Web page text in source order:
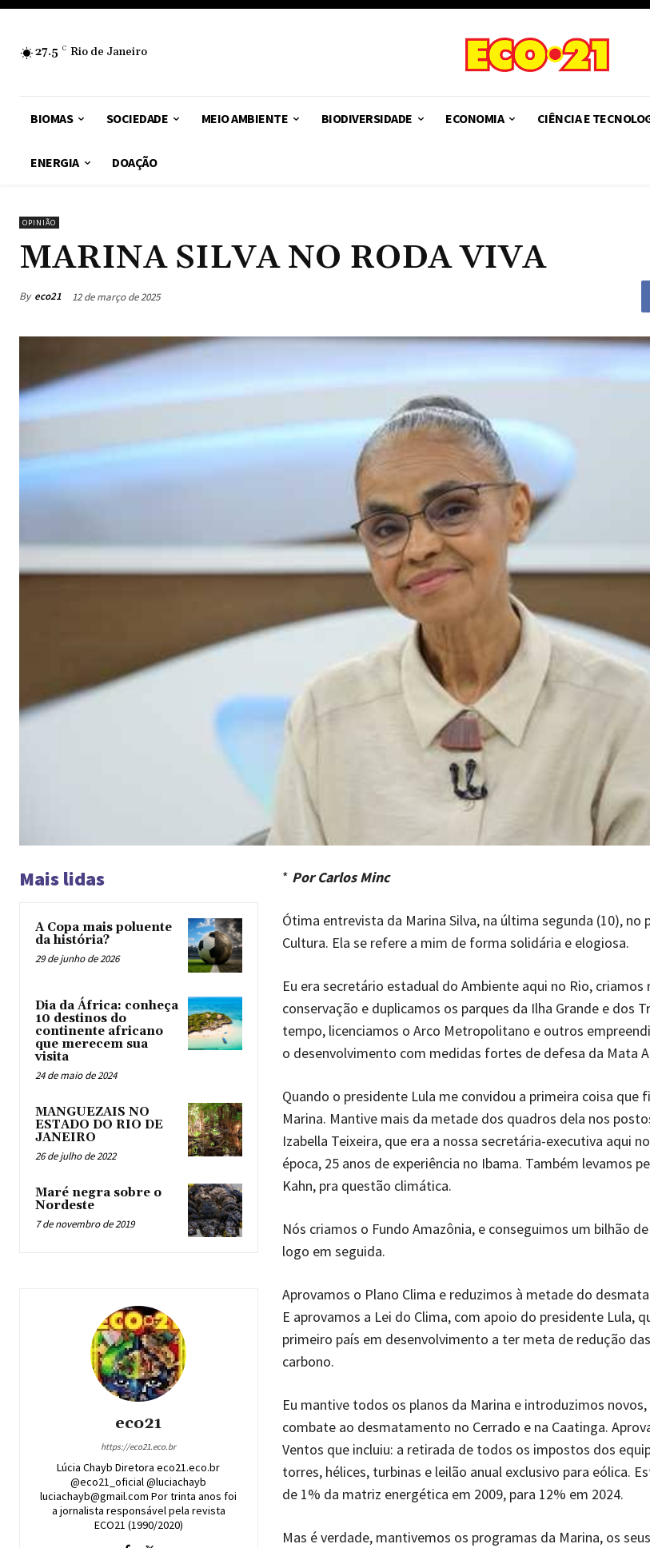
27.5 C Rio de Janeiro
BIOMAS SOCIEDADE MEIO AMBIENTE BIODIVERSIDADE ECONOMIA CIÊNCIA E
ENERGIA DOAÇÃO
OPINIÃO
MARINA SILVA NO RODA VIVA
By eco21 12 de março de 2025
Mais lidas
A Copa mais poluente
da história?
29 de junho de 2026
Dia da África: conheça
10 destinos do
continente africano
que merecem sua
visita
24 de maio de 2024
MANGUEZAIS NO
ESTADO DO RIO DE
JANEIRO
26 de julho de 2022
Maré negra sobre o
Nordeste
7 de novembro de 2019
eco21
https://eco21.eco.br
Lúcia Chayb Diretora eco21.eco.br
@eco21_oficial @luciachayb
luciachayb@gmail.com Por trinta anos foi
a jornalista responsável pela revista
ECO21 (1990/2020)
* Por Carlos Minc
Ótima entrevista da Marina Silva, na última segunda (10), no
Cultura. Ela se refere a mim de forma solidária e elogiosa.
Eu era secretário estadual do Ambiente aqui no Rio,
conservação e duplicamos os parques da Ilha Grande e dos
tempo, licenciamos o Arco Metropolitano e outros
o desenvolvimento com medidas fortes de defesa da Mata
Quando o presidente Lula me convidou a primeira coisa que
Marina. Mantive mais da metade dos quadros dela nos
Izabella Teixeira, que era a nossa secretária-executiva aqui
época, 25 anos de experiência no Ibama. Também levamos
Kahn, pra questão climática.
Nós criamos o Fundo Amazônia, e conseguimos um bilhão
logo em seguida.
Aprovamos o Plano Clima e reduzimos à metade do
E aprovamos a Lei do Clima, com apoio do presidente Lula,
primeiro país em desenvolvimento a ter meta de redução
carbono.
Eu mantive todos os planos da Marina e introduzimos
combate ao desmatamento no Cerrado e na Caatinga.
Ventos que incluiu: a retirada de todos os impostos dos
torres, hélices, turbinas e leilão anual exclusivo para eólica.
de 1% da matriz energética em 2009, para 12% em 2024.
Mas é verdade, mantivemos os programas da Marina, os